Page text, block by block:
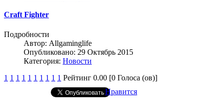
Craft Fighter
Подробности
Автор: Allgaminglife
Опубликовано: 29 Октябрь 2015
Категория: Новости
1 1 1 1 1 1 1 1 1 1 Рейтинг 0.00 [0 Голоса (ов)]
Нравится